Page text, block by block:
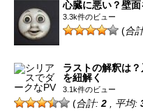
心臓に悪い？壁
3.3k件のビュー
(合
ラストの解釈は
を紐解く
3.1k件のビュー
(合計: 2 , 平均: